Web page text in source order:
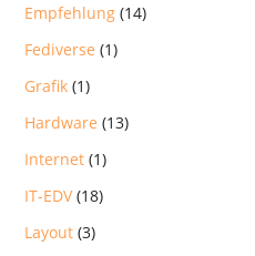
Empfehlung (14)
Fediverse (1)
Grafik (1)
Hardware (13)
Internet (1)
IT-EDV(18)
Layout (3)